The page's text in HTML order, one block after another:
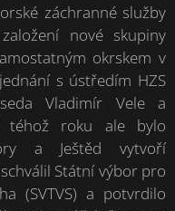
záchranné služby
nové skupiny
okrskem v
s ústředím HZS
Vladimír Vele a
téhož roku ale bylo
a Ještěd vytvoří
Státní výbor pro
(SVTVS) a potvrdilo